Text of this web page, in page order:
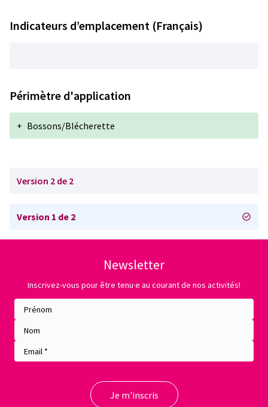
Indicateurs d’emplacement (Français)
Périmètre d'application
+ Bossons/Blécherette
Version 2 de 2
Version 1 de 2
Newsletter
Inscrivez-vous pour être tenu·e au courant de nos activités!